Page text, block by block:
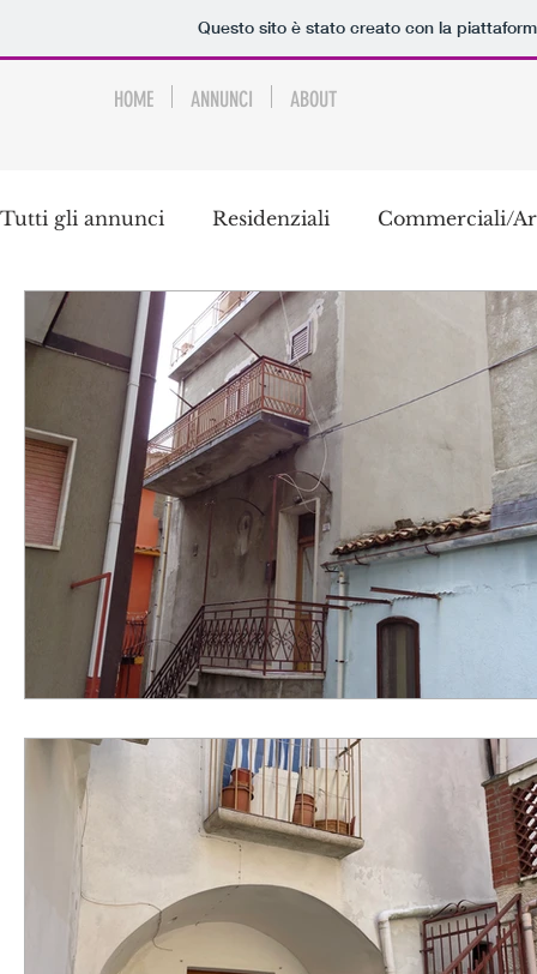
Questo sito è stato creato con la
Tutti gli annunci Residenziali Commerciali/
HOME ANNUNCI ABOUT